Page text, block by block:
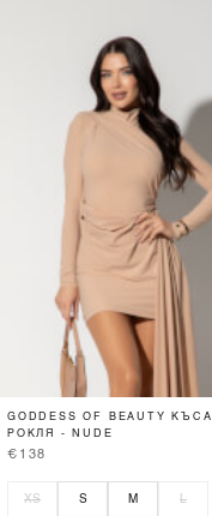
GODDESS OF BEAUTY КЪСА
РОКЛЯ - NUDE
€138
XS S M L